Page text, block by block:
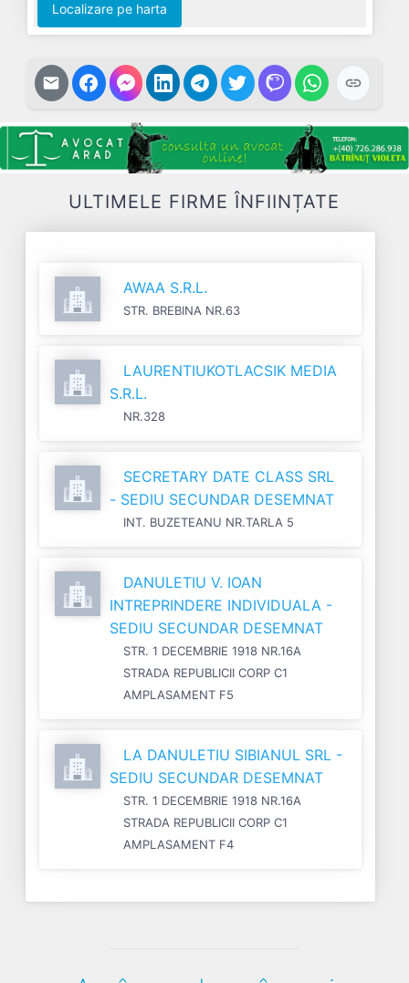
Localizare pe harta
ULTIMELE FIRME ÎNFIINȚATE
AWAA S.R.L.
STR. BREBINA NR.63
LAURENTIUKOTLACSIK MEDIA
S.R.L.
NR.328
SECRETARY DATE CLASS SRL
- SEDIU SECUNDAR DESEMNAT
INT. BUZETEANU NR.TARLA 5
DANULETIU V. IOAN
INTREPRINDERE INDIVIDUALA -
SEDIU SECUNDAR DESEMNAT
STR. 1 DECEMBRIE 1918 NR.16A
STRADA REPUBLICII CORP C1
AMPLASAMENT F5
LA DANULETIU SIBIANUL SRL -
SEDIU SECUNDAR DESEMNAT
STR. 1 DECEMBRIE 1918 NR.16A
STRADA REPUBLICII CORP C1
AMPLASAMENT F4